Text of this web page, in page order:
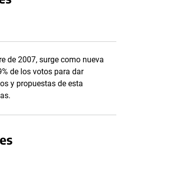
de 2007, surge como nueva
de los votos para dar
y propuestas de esta